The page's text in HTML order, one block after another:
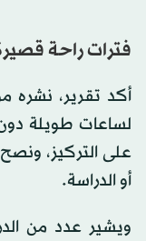
فترات راحة
أكد تقرير، نشره
لساعات طويلة
على التركيز،
أو الدراسة.
ويشير عدد من